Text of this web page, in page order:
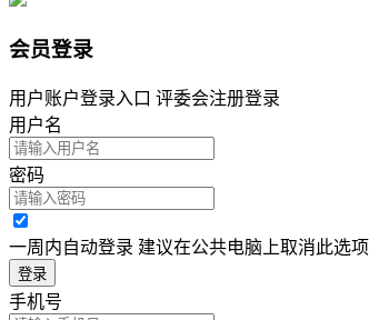
会员登录
用户账户登录入口 评委会注册登录
用户名
密码
一周内自动登录 建议在公共电脑上取消此选项
登录
手机号